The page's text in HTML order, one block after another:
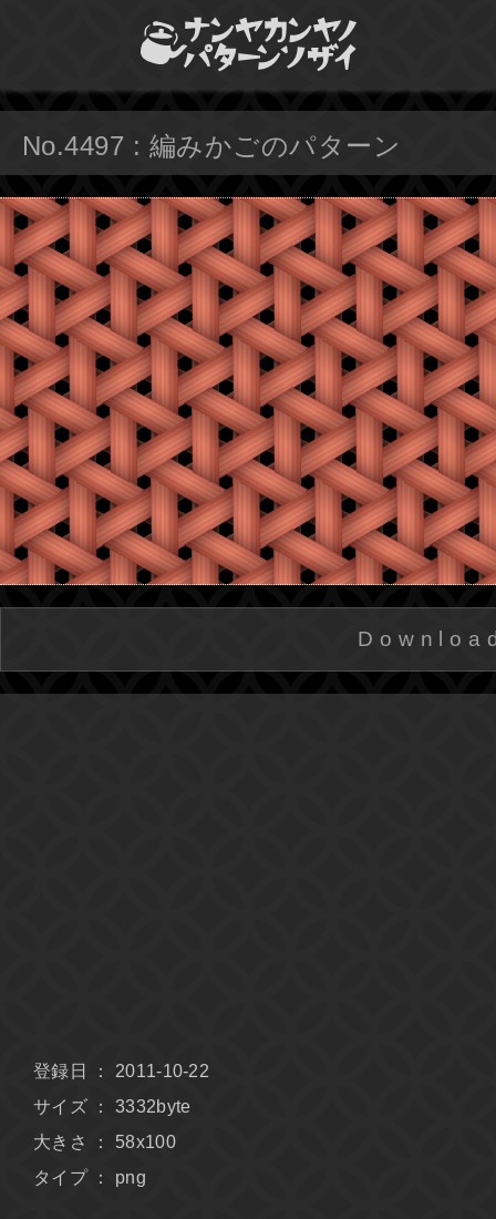
No.4497 : 編みかごのパターン
登録日 ： 2011-10-22
サイズ ： 3332byte
大きさ ： 58x100
タイプ ： png